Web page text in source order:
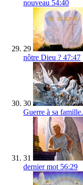
nouveau 54:40
29
nôtre Dieu ? 47:47
30
Guerre à sa
31
dernier mot 56:29